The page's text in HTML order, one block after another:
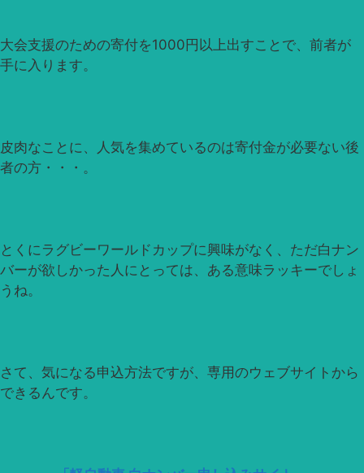
大会支援のための寄付を1000円以上出すことで、前者が
手に入ります。
皮肉なことに、人気を集めているのは寄付金が必要ない後
者の方・・・。
とくにラグビーワールドカップに興味がなく、ただ白ナン
バーが欲しかった人にとっては、ある意味ラッキーでしょ
うね。
さて、気になる申込方法ですが、専用のウェブサイトから
できるんです。